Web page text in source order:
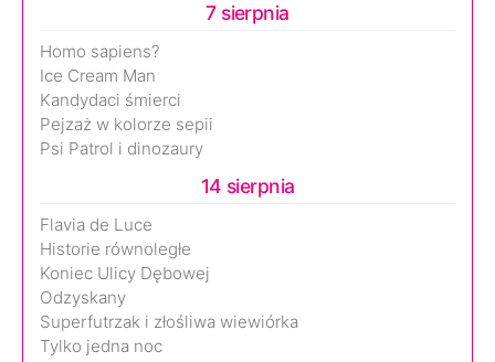
7 sierpnia
Homo sapiens?
Ice Cream Man
Kandydaci śmierci
Pejzaż w kolorze sepii
Psi Patrol i dinozaury
14 sierpnia
Flavia de Luce
Historie równoległe
Koniec Ulicy Dębowej
Odzyskany
Superfutrzak i złośliwa wiewiórka
Tylko jedna noc